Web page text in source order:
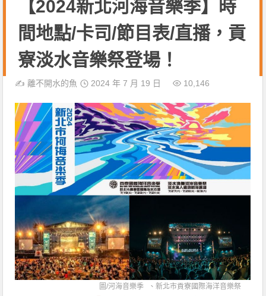
【2024新北河海音樂季】時
間地點/卡司/節目表/直播，貢
寮淡水音樂祭登場！
✍️離不開水的魚 2024 年 7 月 19 日 10,146
圖/河海音樂季 、新北市貢寮國際海洋音樂祭